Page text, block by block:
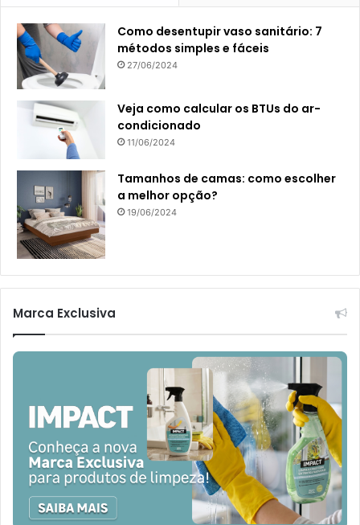
Como desentupir vaso sanitário: 7
métodos simples e fáceis
27/06/2024
Veja como calcular os BTUs do ar-
condicionado
11/06/2024
Tamanhos de camas: como escolher
a melhor opção?
19/06/2024
Marca Exclusiva